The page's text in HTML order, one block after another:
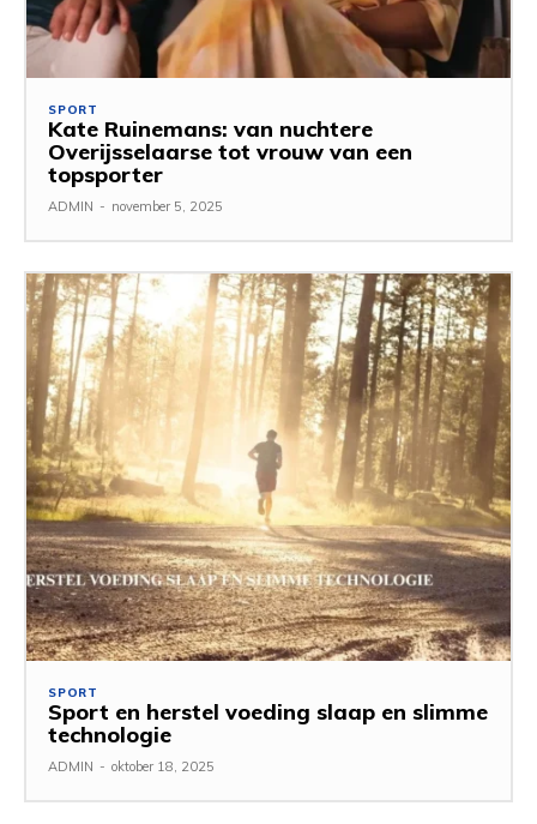
SPORT
Kate Ruinemans: van nuchtere
Overijsselaarse tot vrouw van een
topsporter
ADMIN - november 5, 2025
SPORT
Sport en herstel voeding slaap en slimme
technologie
ADMIN - oktober 18, 2025